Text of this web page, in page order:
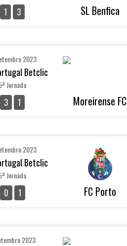
1 3 SL Benfica
2023
Betclic
Jornada
3 1 Moreirense FC
2023
Betclic
Jornada
0 1 FC Porto
2023